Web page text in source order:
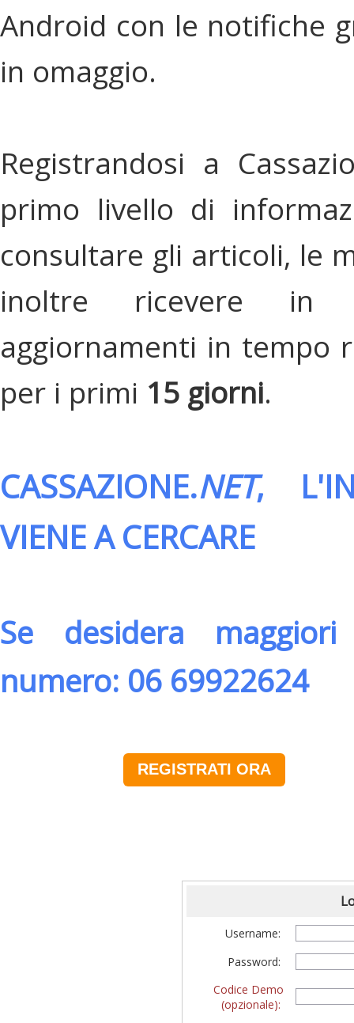
Android con le notifiche
in omaggio.
Registrandosi a
primo livello di
consultare gli articoli, le
inoltre ricevere in
aggiornamenti in tempo
per i primi 15 giorni.
CASSAZIONE.NET,
VIENE A CERCARE
Se desidera
numero: 06 69922624
REGISTRATI ORA
Username:
Password:
Codice Demo
(opzionale):